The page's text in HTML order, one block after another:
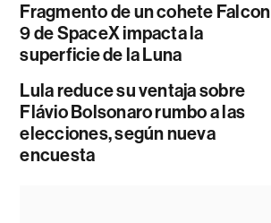
Fragmento de un cohete Falcon
9 de SpaceX impacta la
superficie de la Luna
Lula reduce su ventaja sobre
Flávio Bolsonaro rumbo a las
elecciones, según nueva
encuesta